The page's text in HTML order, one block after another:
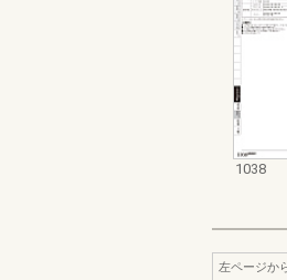
1038
左ページか